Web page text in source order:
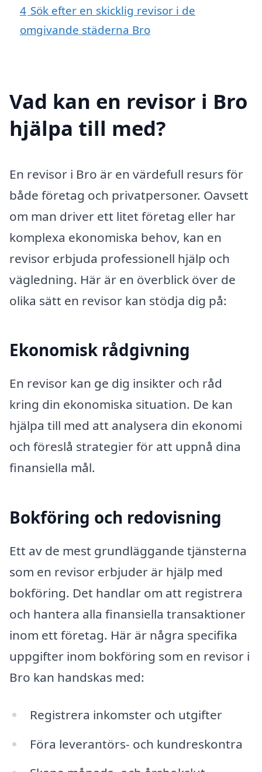
4 Sök efter en skicklig revisor i de
omgivande städerna Bro
Vad kan en revisor i Bro
hjälpa till med?
En revisor i Bro är en värdefull resurs för
både företag och privatpersoner. Oavsett
om man driver ett litet företag eller har
komplexa ekonomiska behov, kan en
revisor erbjuda professionell hjälp och
vägledning. Här är en överblick över de
olika sätt en revisor kan stödja dig på:
Ekonomisk rådgivning
En revisor kan ge dig insikter och råd
kring din ekonomiska situation. De kan
hjälpa till med att analysera din ekonomi
och föreslå strategier för att uppnå dina
finansiella mål.
Bokföring och redovisning
Ett av de mest grundläggande tjänsterna
som en revisor erbjuder är hjälp med
bokföring. Det handlar om att registrera
och hantera alla finansiella transaktioner
inom ett företag. Här är några specifika
uppgifter inom bokföring som en revisor i
Bro kan handskas med:
Registrera inkomster och utgifter
Föra leverantörs- och kundreskontra